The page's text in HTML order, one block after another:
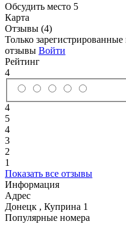
Обсудить место 5
Карта
Отзывы (4)
Только зарегистрированные
отзывы Войти
Рейтинг
4
4
5
4
3
2
1
Показать все отзывы
Информация
Адрес
Донецк , Куприна 1
Популярные номера